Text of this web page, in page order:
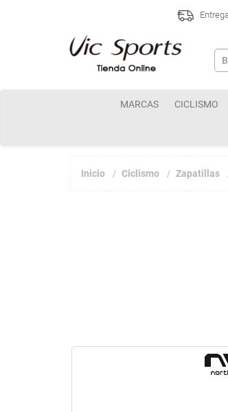
MARCAS CICLISMO
Inicio Ciclismo Zapatillas